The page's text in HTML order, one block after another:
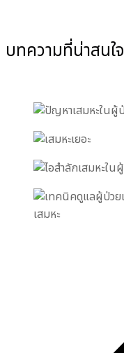
บทความที่น่าสนใจ